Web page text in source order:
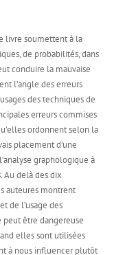
livre soumettent à la
de probabilités, dans
conduire la mauvaise
l’angle des erreurs
des techniques de
erreurs commises
ordonnent selon la
placement d’une
graphologique à
Au delà des dix
auteures montrent
de l’usage des
être dangereuse
elles sont utilisées
à nous influencer plutôt